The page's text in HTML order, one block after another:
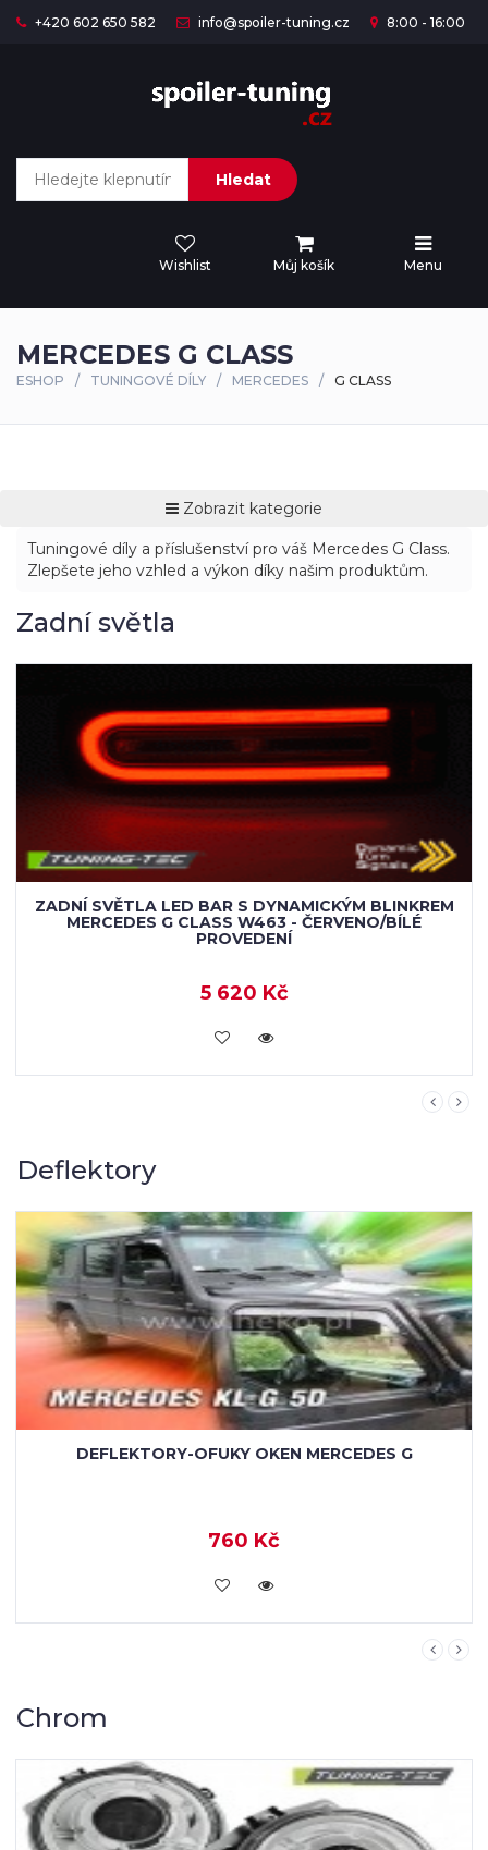
+420 602 650 582 info@spoiler-tuning.cz 8:00 - 16:00
Hledat
Wishlist Můj košík Menu
MERCEDES G CLASS
ESHOP TUNINGOVÉ DÍLY MERCEDES G CLASS
Zobrazit kategorie
Tuningové díly a příslušenství pro váš Mercedes G Class.
Zlepšete jeho vzhled a výkon díky našim produktům.
Zadní světla
ZADNÍ SVĚTLA LED BAR S DYNAMICKÝM BLINKREM
MERCEDES G CLASS W463 - KOUŘOVÉ PROVEDENÍ
5 620 Kč
KOUPIT
Deflektory
DEFLEKTORY-OFUKY OKEN MERCEDES G
1 152 Kč
KOUPIT
Chrom